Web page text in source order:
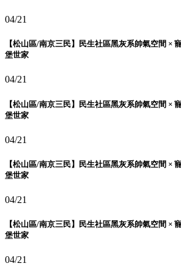
04/21
【松山區/南京三民】民生社區黑灰系帥氣空間 ×
堡世家
04/21
【松山區/南京三民】民生社區黑灰系帥氣空間 ×
堡世家
04/21
【松山區/南京三民】民生社區黑灰系帥氣空間 ×
堡世家
04/21
【松山區/南京三民】民生社區黑灰系帥氣空間 ×
堡世家
04/21